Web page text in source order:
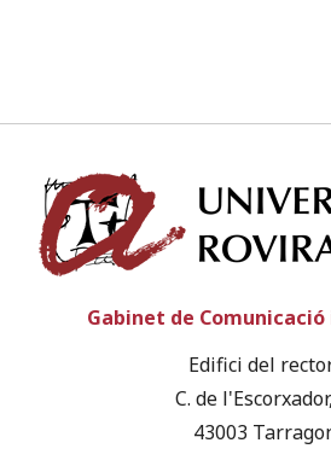
Gabinet de
Edifici del
C. de
43003